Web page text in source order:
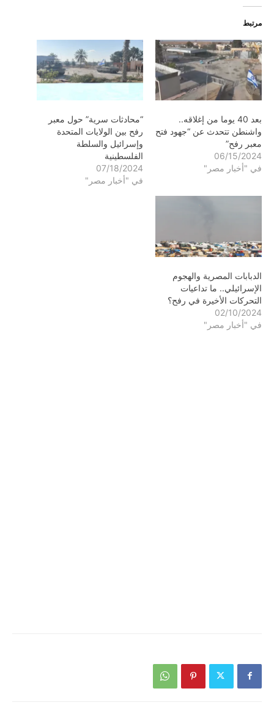
مرتبط
بعد 40 يوما من إغلاقه..
واشنطن تتحدث عن “جهود فتح
معبر رفح”
06/15/2024
في "أخبار مصر"
“محادثات سرية” حول معبر
رفح بين الولايات المتحدة
وإسرائيل والسلطة
الفلسطينية
07/18/2024
في "أخبار مصر"
الدبابات المصرية والهجوم
الإسرائيلي.. ما تداعيات
التحركات الأخيرة في رفح؟
02/10/2024
في "أخبار مصر"